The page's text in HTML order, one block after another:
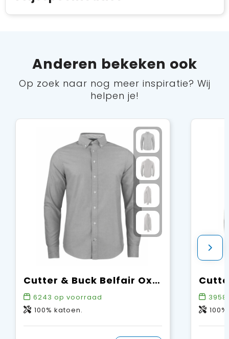
Anderen bekeken ook
Op zoek naar nog meer inspiratie? Wij
helpen je!
Cutter & Buck Belfair Oxford Shirt Heren
6243 op voorraad
100% katoen.
3958